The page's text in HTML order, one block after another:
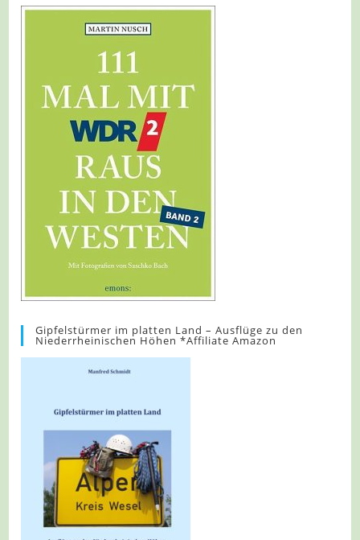
Gipfelstürmer im platten Land – Ausflüge zu den
Niederrheinischen Höhen *Affiliate Amazon